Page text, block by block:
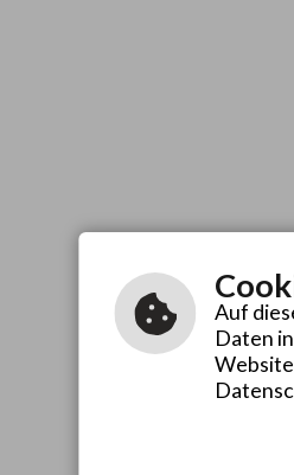
Auf
Daten